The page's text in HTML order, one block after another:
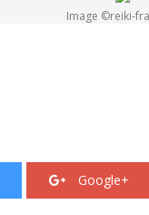
Image ©reiki-
Google+